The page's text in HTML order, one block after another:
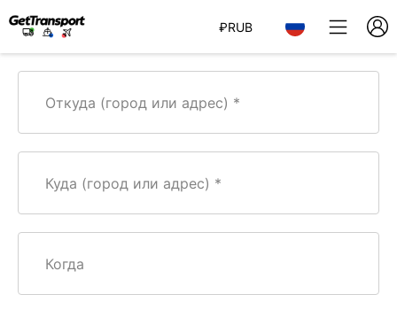
₽RUB
Откуда (город или адрес)
Куда (город или адрес)
Когда